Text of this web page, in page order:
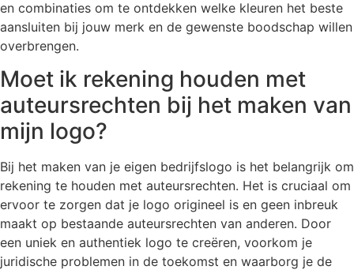
en combinaties om te ontdekken welke kleuren het beste
aansluiten bij jouw merk en de gewenste boodschap willen
overbrengen.
Moet ik rekening houden met
auteursrechten bij het maken van
mijn logo?
Bij het maken van je eigen bedrijfslogo is het belangrijk om
rekening te houden met auteursrechten. Het is cruciaal om
ervoor te zorgen dat je logo origineel is en geen inbreuk
maakt op bestaande auteursrechten van anderen. Door
een uniek en authentiek logo te creëren, voorkom je
juridische problemen in de toekomst en waarborg je de